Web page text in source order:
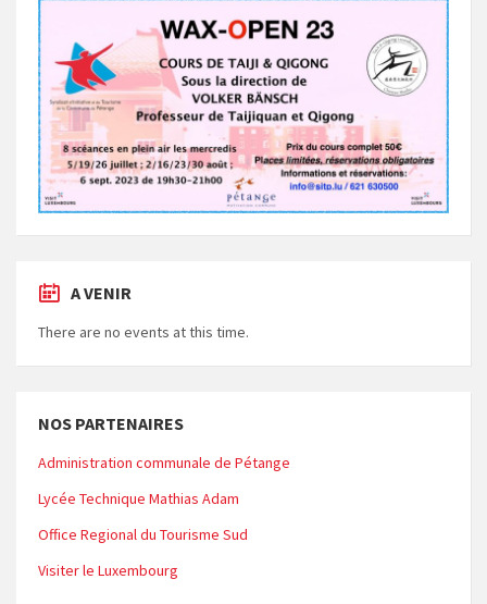
A VENIR
There are no events at this time.
NOS PARTENAIRES
Administration communale de Pétange
Lycée Technique Mathias Adam
Office Regional du Tourisme Sud
Visiter le Luxembourg